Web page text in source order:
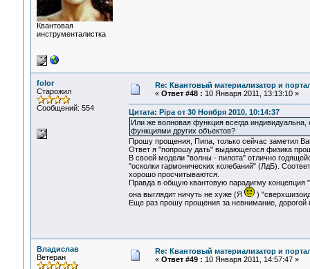
Квантовая
инструменталистка
folor
Старожил
Сообщений: 554
Re: Квантовый материализатор и
« Ответ #48 : 10 Января 2011, 13:13:10 »
Цитата: Pipa от 30 Ноября 2010, 10:14:37
Или же волновая функция всегда
функциями других объектов?
Прошу прощения, Пипа, только сейчас заметил
Ответ я "попрошу дать" выдающегося физика
В своей модели "волны - пилота" отлично
"осколки гармонических колебаний" (ЛдБ).
хорошо просчитываются.
Правда в общую квантовую парадигму
она выглядит ничуть не хуже (Я
)
Еще раз прошу прощения за невнимание, дорогой
Владислав
Ветеран
Re: Квантовый материализатор и
« Ответ #49 : 10 Января 2011, 14:57:47 »